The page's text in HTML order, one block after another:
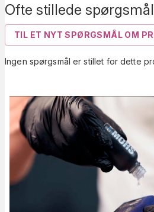
Ofte stillede spørgsmål
TIL ET NYT SPØRGSMÅL OM
Ingen spørgsmål er stillet for dette